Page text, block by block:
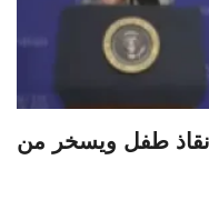
طفل ويسخر من